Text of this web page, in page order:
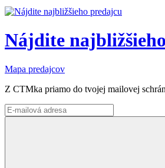
Nájdite
Mapa predajcov
Z CTMka priamo do tvojej mailovej